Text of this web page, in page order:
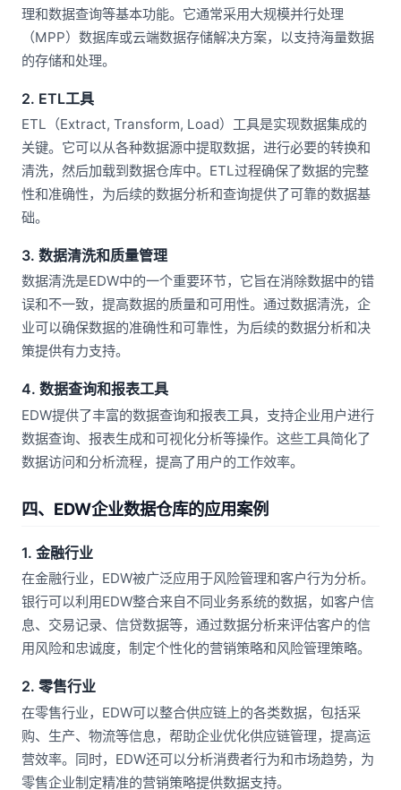
理和数据查询等基本功能。它通常采用大规模并行处理
（MPP）数据库或云端数据存储解决方案，以支持海量数据
的存储和处理。
2. ETL工具
ETL（Extract, Transform, Load）工具是实现数据集成的
关键。它可以从各种数据源中提取数据，进行必要的转换和
清洗，然后加载到数据仓库中。ETL过程确保了数据的完整
性和准确性，为后续的数据分析和查询提供了可靠的数据基
础。
3. 数据清洗和质量管理
数据清洗是EDW中的一个重要环节，它旨在消除数据中的错
误和不一致，提高数据的质量和可用性。通过数据清洗，企
业可以确保数据的准确性和可靠性，为后续的数据分析和决
策提供有力支持。
4. 数据查询和报表工具
EDW提供了丰富的数据查询和报表工具，支持企业用户进行
数据查询、报表生成和可视化分析等操作。这些工具简化了
数据访问和分析流程，提高了用户的工作效率。
四、EDW企业数据仓库的应用案例
1. 金融行业
在金融行业，EDW被广泛应用于风险管理和客户行为分析。
银行可以利用EDW整合来自不同业务系统的数据，如客户信
息、交易记录、信贷数据等，通过数据分析来评估客户的信
用风险和忠诚度，制定个性化的营销策略和风险管理策略。
2. 零售行业
在零售行业，EDW可以整合供应链上的各类数据，包括采
购、生产、物流等信息，帮助企业优化供应链管理，提高运
营效率。同时，EDW还可以分析消费者行为和市场趋势，为
零售企业制定精准的营销策略提供数据支持。